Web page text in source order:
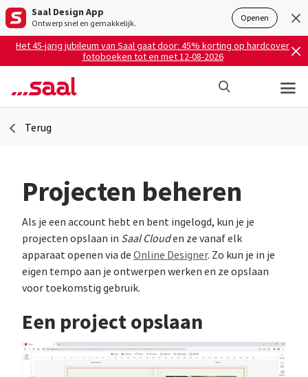
Saal Design App
Ontwerp snel en gemakkelijk. Openen
Het 45-jarig jubileum van Saal gaat door: 45% korting op hardcover
fotoboeken tot en met 12-08-2026
Terug
Projecten beheren
Als je een account hebt en bent ingelogd, kun je je
projecten opslaan in Saal Clouden ze vanaf elk
apparaat openen via de Online Designer. Zo kun je in je
eigen tempo aan je ontwerpen werken en ze opslaan
voor toekomstig gebruik.
Een project opslaan